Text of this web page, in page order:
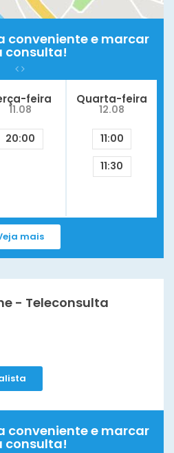
conveniente e marcar
consulta!
feira
11.08
20:00
Quarta-feira
12.08
11:00
11:30
mais
- Teleconsulta
conveniente e marcar
consulta!